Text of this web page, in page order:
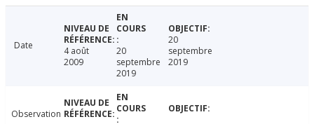
Date
4 août
2009
20
septembre
2019
20
septembre
2019
Observation